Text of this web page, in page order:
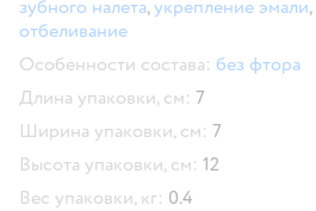
зубного налета,укрепление эмали,
отбеливание
Особенности состава: без фтора
Длина упаковки, см: 7
Ширина упаковки, см: 7
Высота упаковки, см: 12
Вес упаковки, кг: 0.4